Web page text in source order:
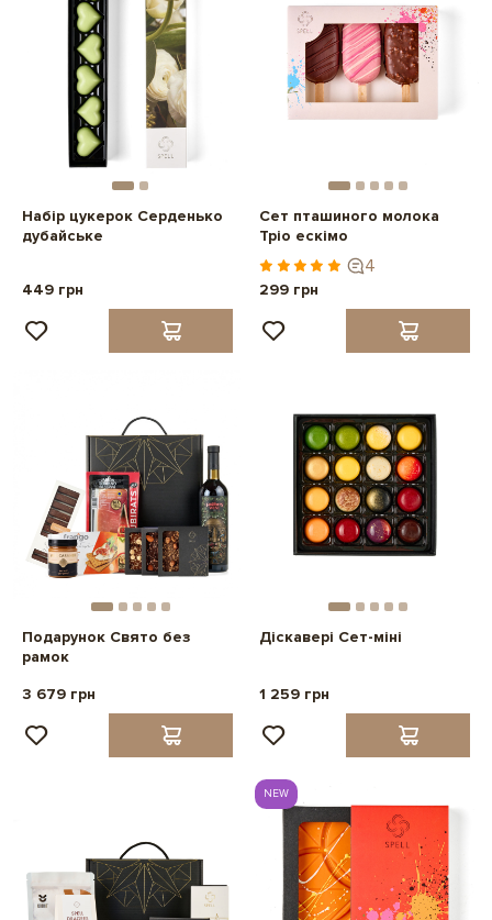
Набір цукерок Серденько
дубайське
449 грн
Сет пташиного молока
Тріо ескімо
4
299 грн
Подарунок Свято без
рамок
3 679 грн
Діскавері Сет-міні
1 259 грн
NEW